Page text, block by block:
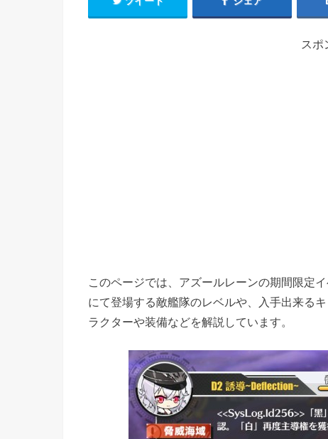
スポ
このページでは、アズールレーンの期間限定
にて登場する敵艦隊のレベルや、入手出来る
ラクターや装備などを解説しています。